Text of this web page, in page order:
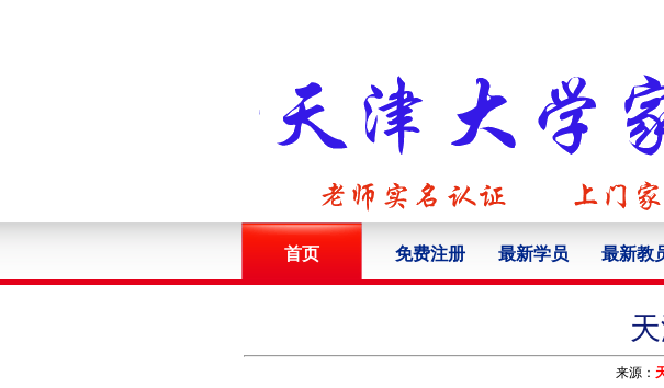
首页 免费注册 最新学员 最新教
来源：